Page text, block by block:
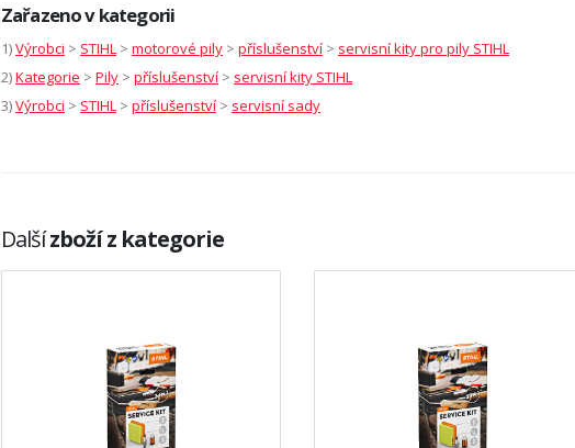
Zařazeno v kategorii
1)Výrobci > STIHL > motorové pily > příslušenství > servisní kity pro pily STIHL
2)Kategorie > Pily > příslušenství > servisní kity STIHL
3)Výrobci > STIHL > příslušenství > servisní sady
Dalšízboží z kategorie